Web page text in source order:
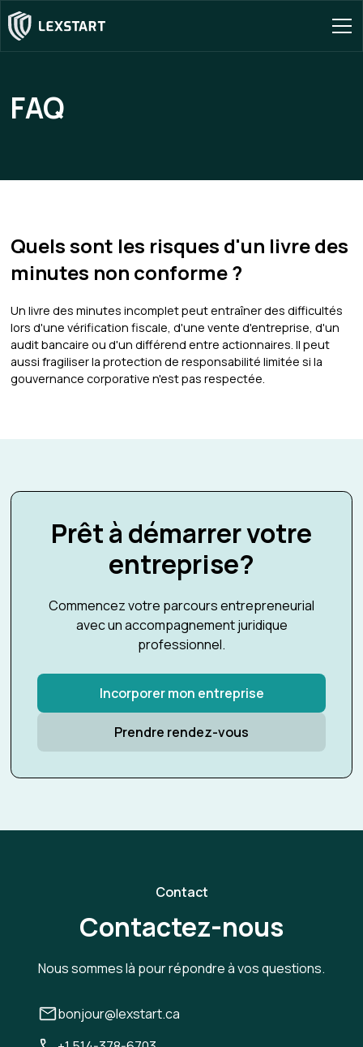
FAQ
Quels sont les risques d'un livre des
minutes non conforme ?
Un livre des minutes incomplet peut entraîner des difficultés
lors d'une vérification fiscale, d'une vente d'entreprise, d'un
audit bancaire ou d'un différend entre actionnaires. Il peut
aussi fragiliser la protection de responsabilité limitée si la
gouvernance corporative n'est pas respectée.
Prêt à démarrer votre
entreprise?
Commencez votre parcours entrepreneurial
avec un accompagnement juridique
professionnel.
Incorporer mon entreprise
Prendre rendez-vous
Contact
Contactez-nous
Nous sommes là pour répondre à vos questions.
bonjour@lexstart.ca